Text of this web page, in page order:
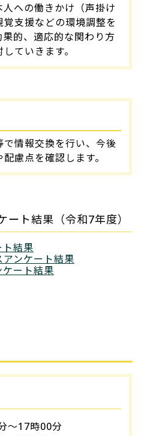
への働きかけ（声掛け
支援などの環境調整を
的、適応的な関わり方
ていきます。
情報交換を行い、今後
慮点を確認します。
ート結果（令和7年度）
ト結果
ンケート結果
ート結果
～17時00分